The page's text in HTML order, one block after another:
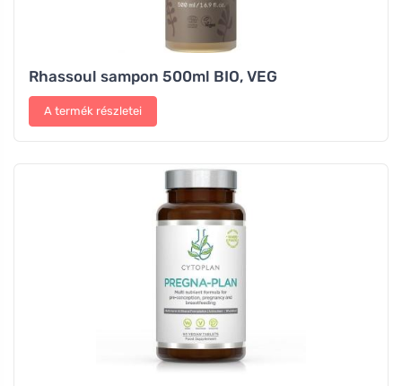
Rhassoul sampon 500ml BIO, VEG
A termék részletei